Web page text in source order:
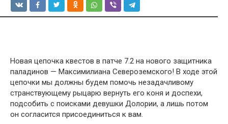
Новая цепочка квестов в патче 7.2 на нового защитника
паладинов — Максимилиана Североземского! В ходе этой
цепочки мы должны будем помочь незадачливому
странствующему рыцарю вернуть его коня и доспехи,
подсобить с поисками девушки Долории, а лишь потом
он согласится присоединиться к вам.